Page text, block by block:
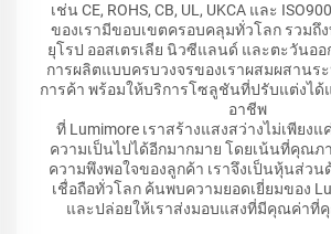
เช่น CE, ROHS, CB, UL, UKCA และ
ของเรามีขอบเขตครอบคลุมทั่วโลก รวมถึ
ยุโรป ออสเตรเลีย นิวซีแลนด์ และตะวันออ
การผลิตแบบครบวงจรของเราผสมผสานร
การค้า พร้อมให้บริการโซลูชันที่ปรับแต่งได้
อาชีพ
ที่ Lumimore เราสร้างแสงสว่างไม่เพียง
ความเป็นไปได้อีกมากมาย โดยเน้นที่คุณภ
ความพึงพอใจของลูกค้า เราจึงเป็นหุ้นส่ว
เชื่อถือทั่วโลก ค้นพบความยอดเยี่ยมของ
และปล่อยให้เราส่งมอบแสงที่มีคุณค่าที่